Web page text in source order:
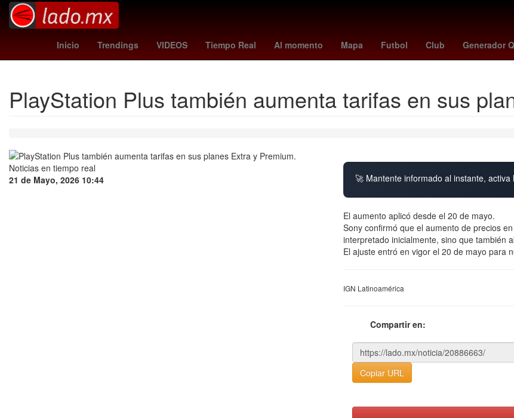
Inicio Trendings VIDEOS Tiempo Real Al momento Mapa Futbol Club Generador
Evangelio de hoy chargers - vikings China Gobierno cometa interestelar Barbados Dólar
PlayStation Plus también aumenta tarifas en sus
21 de Mayo, 2026 10:44 🚀 Mantente informado al instante,
El aumento aplicó desde el 20 de mayo.
Sony confirmó que el aumento de precios
interpretado inicialmente, sino que también
El ajuste entró en vigor el 20 de mayo para
IGN Latinoamérica
Compartir en:
Copiar URL